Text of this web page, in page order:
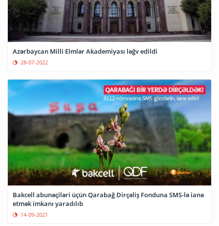
Azərbaycan Milli Elmlər Akademiyası ləğv edildi
28-07-2022
Bakcell abunəçiləri üçün Qarabağ Dirçəliş Fonduna SMS-lə ianə
etmək imkanı yaradılıb
14-09-2021